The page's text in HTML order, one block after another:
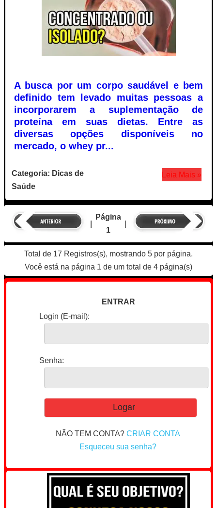
A busca por um corpo saudável e bem
definido tem levado muitas pessoas a
incorporarem a suplementação de
proteína em suas dietas. Entre as
diversas opções disponíveis no
mercado, o whey pr...
Categoria: Dicas de
Saúde
Leia Mais »
Página
1
Total de 17 Registros(s), mostrando 5 por página.
Você está na página 1 de um total de 4 página(s)
ENTRAR
Login (E-mail):
Senha:
NÃO TEM CONTA?CRIAR CONTA
Esqueceu sua senha?